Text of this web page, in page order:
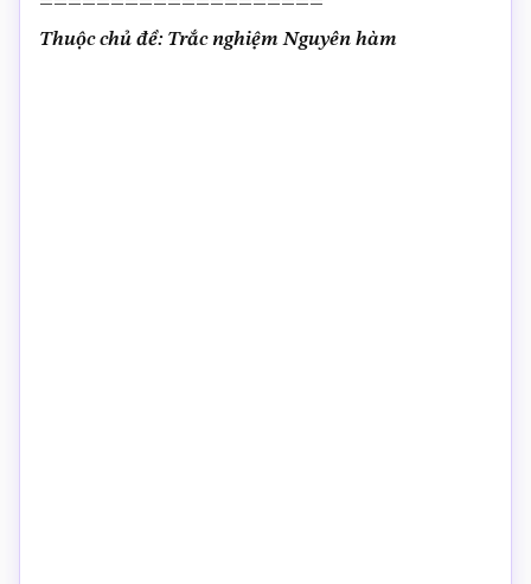
Thuộc chủ đề: Trắc nghiệm Nguyên hàm